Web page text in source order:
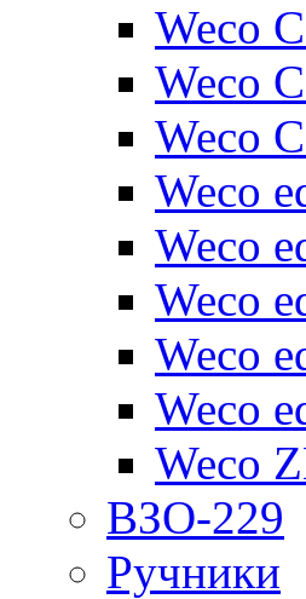
Weco
Weco
Weco
Weco
Weco
Weco
Weco
Weco
Weco
ВЗО-229
Ручники